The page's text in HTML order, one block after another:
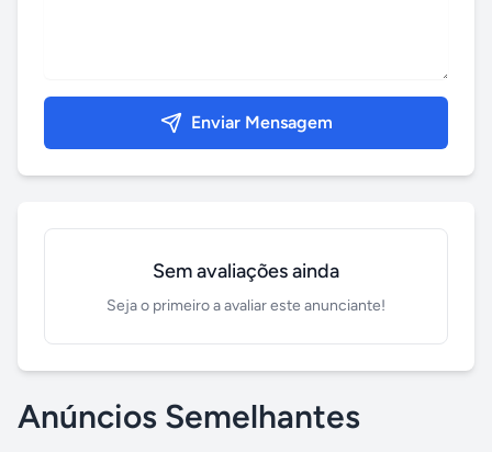
Enviar Mensagem
Sem avaliações ainda
Seja o primeiro a avaliar este anunciante!
Anúncios Semelhantes